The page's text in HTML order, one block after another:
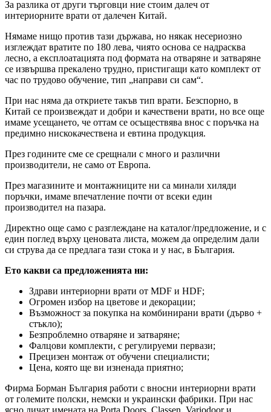
За разлика от други търговци ние стоим далеч от
интериорните врати от далечен Китай.
Нямаме нищо против тази държава, но някак несериозно
изглеждат вратите по 180 лева, чиято основа се надрасква
лесно, а експлоатацията под формата на отваряне и затваряне
се извършва прекалено трудно, пристигащи като комплект от
час по трудово обучение, тип „направи си сам“.
При нас няма да откриете такъв тип врати. Безспорно, в
Китай се произвеждат и добри и качествени врати, но все още
имаме усещането, че оттам се осъществява внос с поръчка на
предимно нискокачествена и евтина продукция.
През годините сме се срещнали с много и различни
производители, не само от Европа.
През магазините и монтажниците ни са минали хиляди
поръчки, имаме впечатление почти от всеки един
производител на пазара.
Директно още само с разглеждане на каталог/предложение, и с
един поглед върху ценовата листа, можем да определим дали
си струва да се предлага тази стока и у нас, в България.
Ето какви са предложенията ни:
Здрави интериорни врати от MDF и HDF;
Огромен избор на цветове и декорации;
Възможност за покупка на комбинирани врати (дърво +
стъкло);
Безпроблемно отваряне и затваряне;
Фалцови комплекти, с регулируеми первази;
Прецизен монтаж от обучени специалисти;
Цена, която ще ви изненада приятно;
Фирма Борман България работи с вносни интериорни врати
от големите полски, немски и украински фабрики. При нас
ясно личат имената на Porta Doors, Classen, Variodoor и